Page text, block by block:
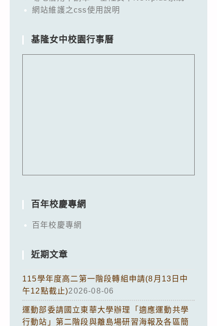
網站維護之css使用說明
基隆女中校園行事曆
百年校慶專網
百年校慶專網
近期文章
115學年度高二第一階段轉組申請(8月13日中
午12點截止)2026-08-06
運動部委請國立東華大學辦理「適應運動共學
行動站」第二階段與離島場研習海報及各區簡